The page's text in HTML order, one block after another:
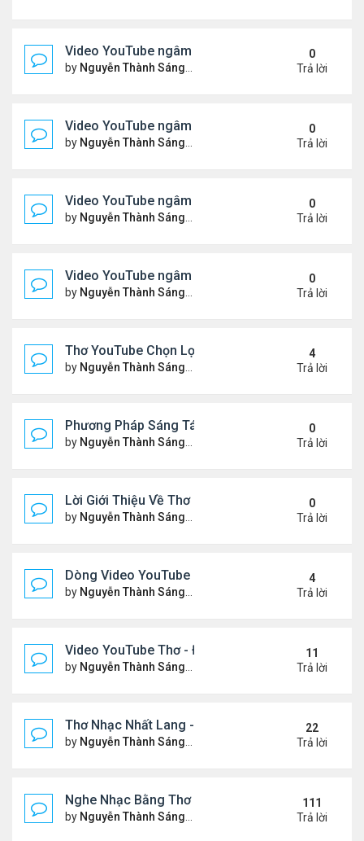
Video YouTube ngâm bài Thơ Nhạc: Ngậm Ngùi
by Nguyễn Thành Sáng Thứ 7 Tháng 3 14, 2026 7:14
0
Trả lời
Video YouTube ngâm bài Thơ Nhạc: Tiếng Tơ
by Nguyễn Thành Sáng Thứ 3 Tháng 3 10, 2026 7:27
0
Trả lời
Video YouTube ngâm bài Thơ Nhạc: Xin Hãy Cho
by Nguyễn Thành Sáng Thứ 7 Tháng 3 07, 2026 6:39
0
Trả lời
Video YouTube ngâm bài Thơ Nhạc: Chiếc Bóng
by Nguyễn Thành Sáng Thứ 4 Tháng 3 04, 2026 6:38
0
Trả lời
Thơ YouTube Chọn Lọc - Nhất Lang (1)
by Nguyễn Thành Sáng Thứ 3 Tháng 2 17, 2026 7:33
4
Trả lời
Phương Pháp Sáng Tác Thơ Nhạc Lục Bát Của
by Nguyễn Thành Sáng Thứ 7 Tháng 2 07, 2026 7:00
0
Trả lời
Lời Giới Thiệu Về Thơ Nhạc Nhất Lang
by Nguyễn Thành Sáng Thứ 6 Tháng 2 06, 2026 6:08
0
Trả lời
Dòng Video YouTube ngâm thơ phiên bản mới,
by Nguyễn Thành Sáng Thứ 7 Tháng 1 24, 2026 8:26
4
Trả lời
Video YouTube Thơ - Đọc Thơ & Ngâm Nga Thơ
by Nguyễn Thành Sáng Thứ 2 Tháng 11 17, 2025
11
Trả lời
Thơ Nhạc Nhất Lang - Cảm Xúc - Đọc & Ngâm
by Nguyễn Thành Sáng Thứ 7 Tháng 10 04, 2025 2:39
22
Trả lời
Nghe Nhạc Bằng Thơ - Ngâm Nga Thơ & Đọc Thơ
by Nguyễn Thành Sáng Thứ 7 Tháng 2 15, 2025 9:08
111
Trả lời